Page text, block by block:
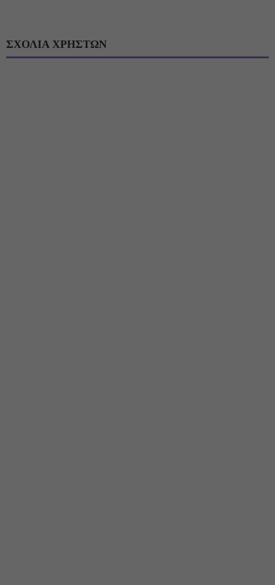
ΣΧΟΛΙΑ ΧΡΗΣΤΩΝ